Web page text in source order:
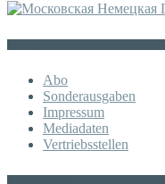
Abo
Sonderausgaben
Impressum
Mediadaten
Vertriebsstellen